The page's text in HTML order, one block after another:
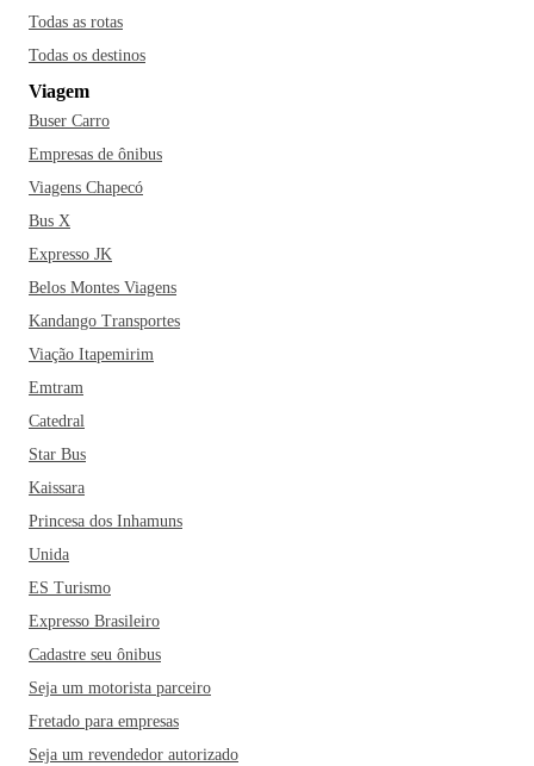
Todas as rotas
Todas os destinos
Viagem
Buser Carro
Empresas de ônibus
Viagens Chapecó
Bus X
Expresso JK
Belos Montes Viagens
Kandango Transportes
Viação Itapemirim
Emtram
Catedral
Star Bus
Kaissara
Princesa dos Inhamuns
Unida
ES Turismo
Expresso Brasileiro
Cadastre seu ônibus
Seja um motorista parceiro
Fretado para empresas
Seja um revendedor autorizado